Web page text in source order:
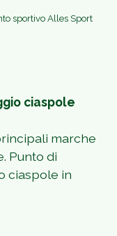
sportivo Alles Sport
ciaspole
marche
Punto di
ciaspole in